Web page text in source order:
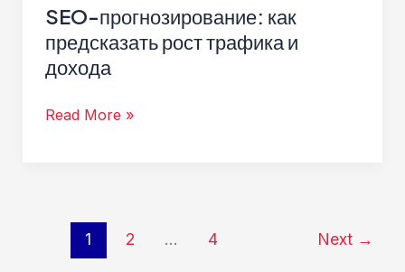
SEO-прогнозирование: как
предсказать рост трафика и
дохода
SEO-
рост
трафика
Read More »
pagination
1 2 … 4 Next →